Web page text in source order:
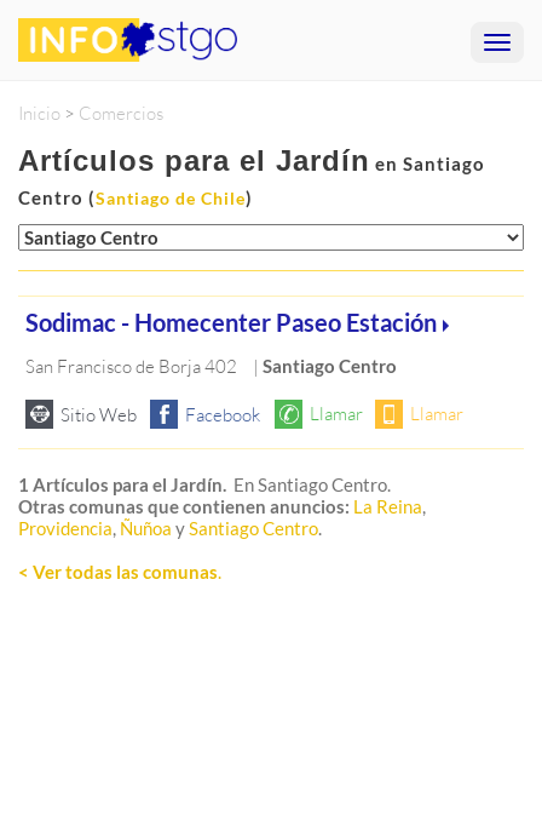
Inicio > Comercios
Artículos para el Jardín en Santiago
Centro (Santiago de Chile)
Sodimac - Homecenter Paseo Estación
San Francisco de Borja 402 |Santiago Centro
1 Artículos para el Jardín. En Santiago Centro.
Otras comunas que contienen anuncios: La Reina,
Providencia, Ñuñoa ySantiago Centro.
< Ver todas las comunas.